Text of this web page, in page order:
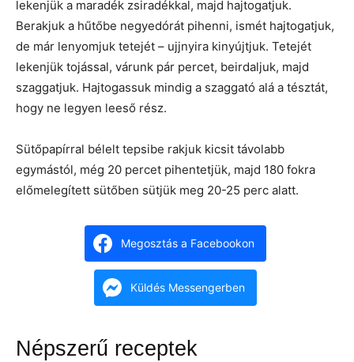
lekenjük a maradék zsiradékkal, majd hajtogatjuk.
Berakjuk a hűtőbe negyedórát pihenni, ismét hajtogatjuk,
de már lenyomjuk tetejét – ujjnyira kinyújtjuk. Tetejét
lekenjük tojással, várunk pár percet, beirdaljuk, majd
szaggatjuk. Hajtogassuk mindig a szaggató alá a tésztát,
hogy ne legyen leeső rész.
Sütőpapírral bélelt tepsibe rakjuk kicsit távolabb
egymástól, még 20 percet pihentetjük, majd 180 fokra
előmelegített sütőben sütjük meg 20-25 perc alatt.
Megosztás a Facebookon
Küldés Messengerben
Népszerű receptek